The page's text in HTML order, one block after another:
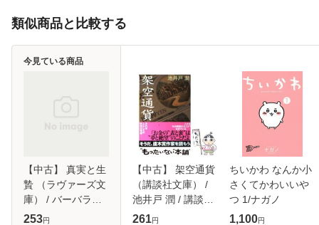
類似商品と比較する
【中古】 真実と生
贄 （ラヴァーズ文
庫） / バーバラ片
桐 / 竹書房 [文庫]
253円
今見ている商品
【中古】 架空通貨
（講談社文庫） /
池井戸 潤 / 講談社
[文庫]【メール便送
261円
ちいかわ なんか小
さくてかわいいや
つ 1/ナガノ
1,100円